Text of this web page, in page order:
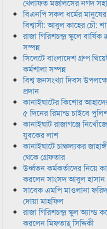
খেলাফত মজলিসের নগদ
বিএনপি সকল ধর্মের
বিশ্বাসী: আবুল কাহের চৌ:
রাজা গিরিশচন্দ্র স্কুলে
সম্পন্ন
সিলেটে বাংলাদেশ গ্রুপ
কর্মশালা সম্পন্ন
বিশ্ব জনসংখ্যা দিবস
প্রদান
কানাইঘাটের কিশোর
৫ দিনের রিমান্ড চাইবে
কানাইঘাট রাজাগঞ্জে
যুবকের লাশ
কানাইঘাটে চাঞ্চল্যকর
থেকে গ্রেফতার
উর্ধ্বতন কর্মকর্তাদের নিয়ে
করলেন সাংসদ আবুল হাসান
সাবেক এমপি মাওলানা ফরিদ
দোয়া মাহফিল
রাজা গিরিশচন্দ্র স্কুল
করলেন মিফতাহ্ সিদ্দিকী